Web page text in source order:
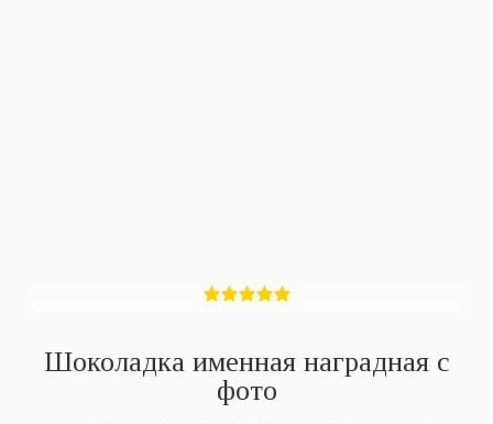
Шоколадка именная наградная с
фото